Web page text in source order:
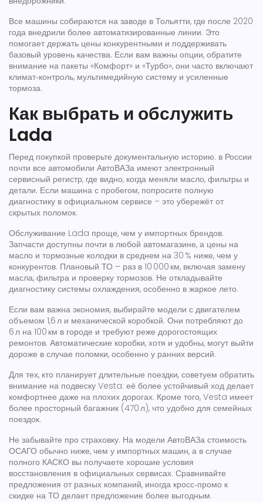
Все машины собираются на заводе в Тольятти, где после 2020
года внедрили более автоматизированные линии. Это
помогает держать цены конкурентными и поддерживать
базовый уровень качества. Если вам важны опции, обратите
внимание на пакеты «Комфорт» и «Турбо», они часто включают
климат‑контроль, мультимедийную систему и усиленные
тормоза.
Как выбрать и обслужить
Lada
Перед покупкой проверьте документальную историю: в России
почти все автомобили АвтоВАЗа имеют электронный
сервисный регистр, где видно, когда меняли масло, фильтры и
детали. Если машина с пробегом, попросите полную
диагностику в официальном сервисе – это убережёт от
скрытых поломок.
Обслуживание Lada проще, чем у импортных брендов.
Запчасти доступны почти в любой автомагазине, а цены на
масло и тормозные колодки в среднем на 30 % ниже, чем у
конкурентов. Плановый ТО – раз в 10 000 км, включая замену
масла, фильтра и проверку тормозов. Не откладывайте
диагностику системы охлаждения, особенно в жаркое лето.
Если вам важна экономия, выбирайте модели с двигателем
объемом 1,6 л и механической коробкой. Они потребляют до
6 л на 100 км в городе и требуют реже дорогостоящих
ремонтов. Автоматические коробки, хотя и удобны, могут выйти
дороже в случае поломки, особенно у ранних версий.
Для тех, кто планирует длительные поездки, советуем обратить
внимание на подвеску Vesta: её более устойчивый ход делает
комфортнее даже на плохих дорогах. Кроме того, Vesta имеет
более просторный багажник (470 л), что удобно для семейных
поездок.
Не забывайте про страховку. На модели АвтоВАЗа стоимость
ОСАГО обычно ниже, чем у импортных машин, а в случае
полного КАСКО вы получаете хорошие условия
восстановления в официальных сервисах. Сравнивайте
предложения от разных компаний, иногда кросс‑промо к
скидке на ТО делает предложение более выгодным.